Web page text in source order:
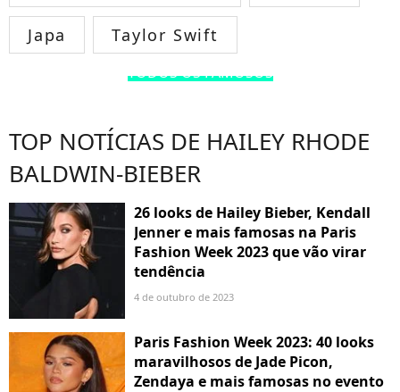
Japa Taylor Swift
TODOS OS FAMOSOS
TOP NOTÍCIAS DE HAILEY RHODE
BALDWIN-BIEBER
26 looks de Hailey Bieber, Kendall
Jenner e mais famosas na Paris
Fashion Week 2023 que vão virar
tendência
4 de outubro de 2023
Paris Fashion Week 2023: 40 looks
maravilhosos de Jade Picon,
Zendaya e mais famosas no evento